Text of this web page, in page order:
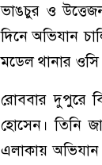
ভাঙচুর ও
দিনে অভিযান
মডেল থানার
রোববার দুপুরে
হোসেন। তিনি
এলাকায় অভিযান